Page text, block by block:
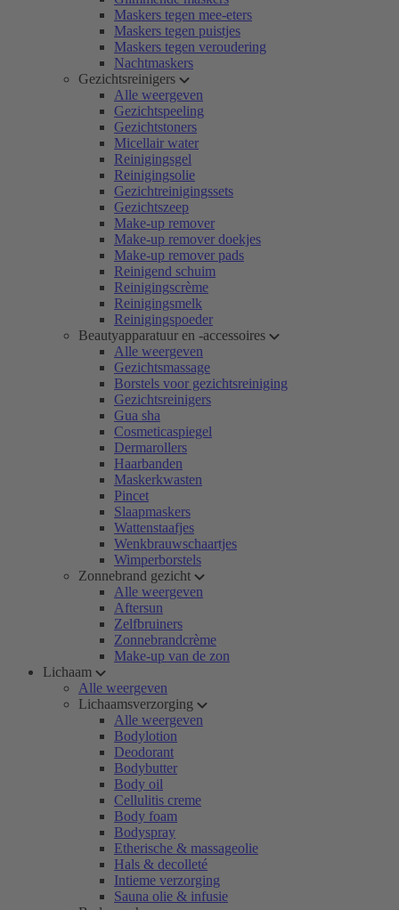
Maskers tegen mee-eters
Maskers tegen puistjes
Maskers tegen veroudering
Nachtmaskers
Gezichtsreinigers
Alle weergeven
Gezichtspeeling
Gezichtstoners
Micellair water
Reinigingsgel
Reinigingsolie
Gezichtreinigingssets
Gezichtszeep
Make-up remover
Make-up remover doekjes
Make-up remover pads
Reinigend schuim
Reinigingscrème
Reinigingsmelk
Reinigingspoeder
Beautyapparatuur en -accessoires
Alle weergeven
Gezichtsmassage
Borstels voor gezichtsreiniging
Gezichtsreinigers
Gua sha
Cosmeticaspiegel
Dermarollers
Haarbanden
Maskerkwasten
Pincet
Slaapmaskers
Wattenstaafjes
Wenkbrauwschaartjes
Wimperborstels
Zonnebrand gezicht
Alle weergeven
Aftersun
Zelfbruiners
Zonnebrandcrème
Make-up van de zon
Lichaam
Alle weergeven
Lichaamsverzorging
Alle weergeven
Bodylotion
Deodorant
Bodybutter
Body oil
Cellulitis creme
Body foam
Bodyspray
Etherische & massageolie
Hals & decolleté
Intieme verzorging
Sauna olie & infusie